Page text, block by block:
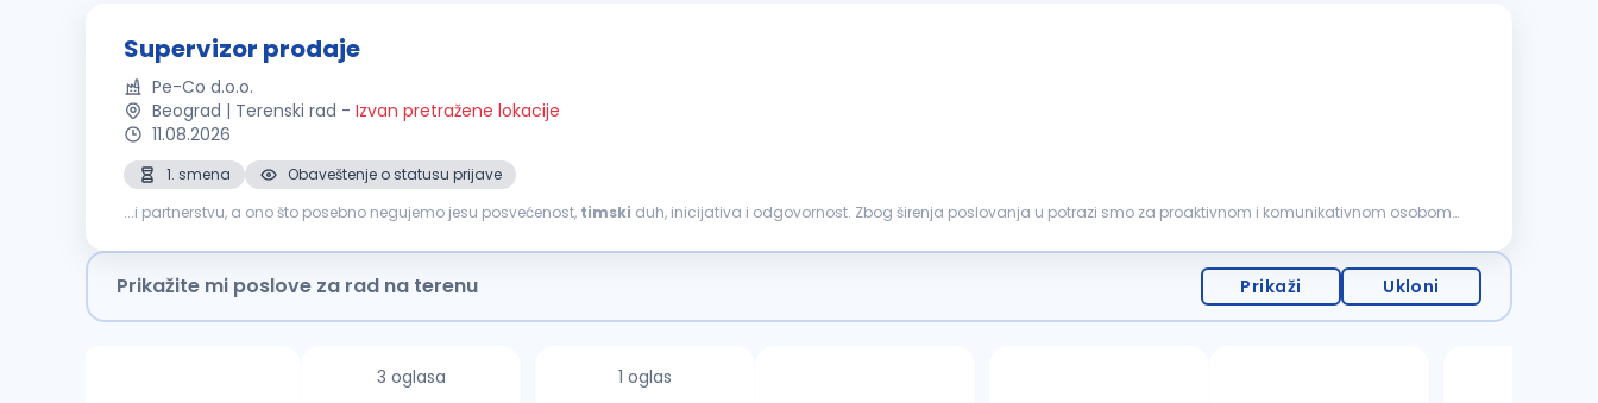
Supervizor prodaje
Pe-Co d.o.o.
Beograd | Terenski rad - Izvan pretražene lokacije
11.08.2026
1. smena
Obaveštenje o statusu prijave
...i partnerstvu, a ono što posebno negujemo jesu posvećenost, timski duh, inicijativa i odgovornost. Zbog širenja poslovanja u potrazi smo za proaktivnom i komunikativnom osobom
Prikažite mi poslove za rad na terenu Prikaži Ukloni
3 oglasa 1 oglas